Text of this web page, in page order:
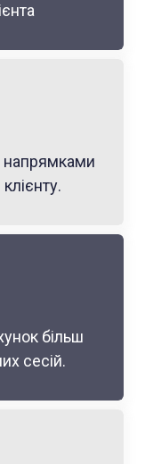
напрямками
більш
сесій.